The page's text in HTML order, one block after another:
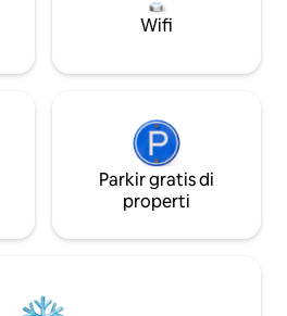
Menyerah pada
mengelilingi
Wifi
Parkir gratis di
properti